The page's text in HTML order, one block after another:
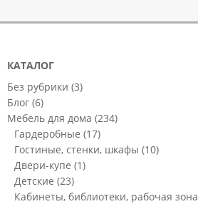
КАТАЛОГ
Без рубрики (3)
Блог (6)
Мебель для дома (234)
Гардеробные (17)
Гостиные, стенки, шкафы (10)
Двери-купе (1)
Детские (23)
Кабинеты, библиотеки, рабочая зона